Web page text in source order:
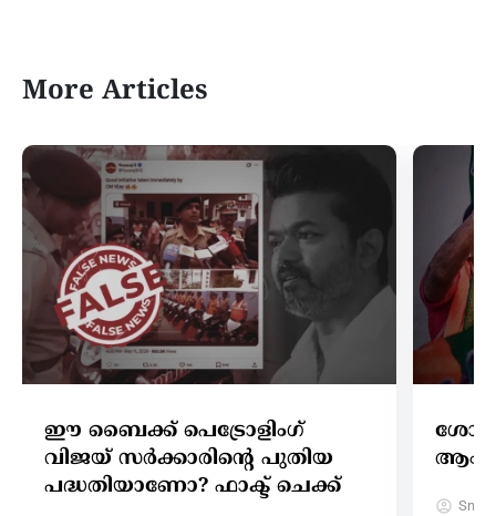
More Articles
ഈ ബൈക്ക് പെട്രോളിംഗ്
വിജയ് സർക്കാരിന്റെ പുതിയ
പദ്ധതിയാണോ? ഫാക്ട് ചെക്ക്
ശോഭ